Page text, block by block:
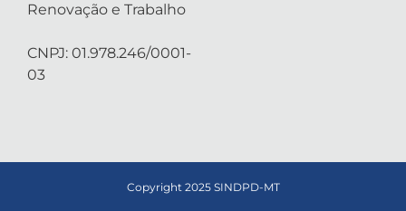
Renovação e Trabalho
CNPJ: 01.978.246/0001-
03
Copyright 2025 SINDPD-MT